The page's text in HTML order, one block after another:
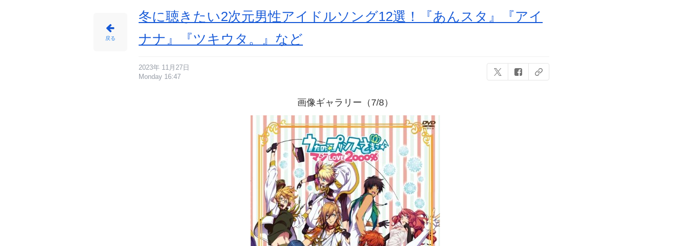
戻る
冬に聴きたい2次元男性アイドルソング12選！『あんスタ』『アイ
ナナ』『ツキウタ。』など
2023年 11月27日
Monday 16:47
画像ギャラリー（7/8）